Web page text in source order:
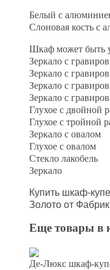
Белый с
Слоновая кость с
Шкаф может быть
Зеркало с
Зеркало с
Зеркало с
Зеркало с
Глухое с двойной
Глухое с тройной
Зеркало с овалом
Глухое с овалом
Стекло лакобель
Зеркало
Купить шкаф-
Золото от
Еще товары в
Де-Люкс шкаф-